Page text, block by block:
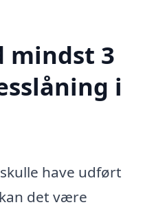
mindst 3
i
have udført
det være